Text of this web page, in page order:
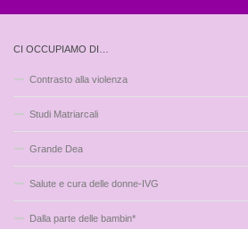
CI OCCUPIAMO DI…
Contrasto alla violenza
Studi Matriarcali
Grande Dea
Salute e cura delle donne-IVG
Dalla parte delle bambin*